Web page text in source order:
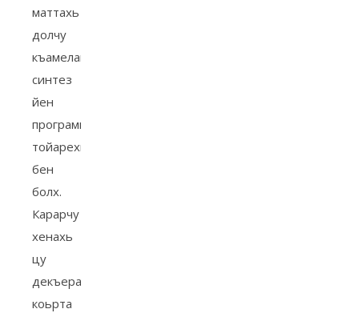
маттахь
долчу
къамелан
синтез
йен
программа
тойарехь
бен
болх.
Карарчу
хенахь
цу
декъера
коьрта